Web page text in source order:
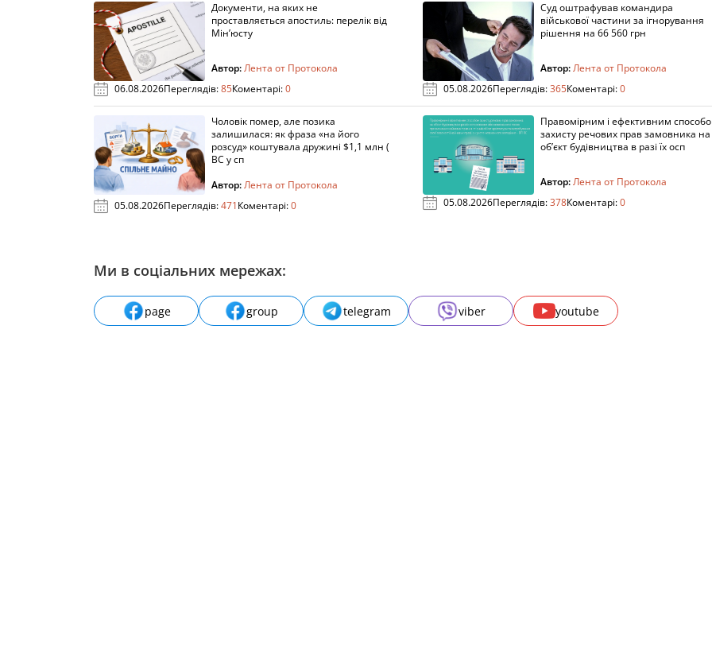
Документи, на яких не
проставляється апостиль: перелік від
Мін’юсту
Автор:Лента от Протокола
06.08.2026Переглядів:85Коментарі:0
Суд оштрафував командира
військової частини за ігнорування
рішення на 66 560 грн
Автор:Лента от Протокола
05.08.2026Переглядів:365Коментарі:0
Чоловік помер, але позика
залишилася: як фраза «на його
розсуд» коштувала дружині $1,1 млн (
ВС у сп
Автор:Лента от Протокола
05.08.2026Переглядів:471Коментарі:0
Правомірним і ефективним
захисту речових прав замовника на
об’єкт будівництва в разі їх осп
Автор:Лента от Протокола
05.08.2026Переглядів:378Коментарі:0
Ми в соціальних мережах:
page group telegram viber youtube